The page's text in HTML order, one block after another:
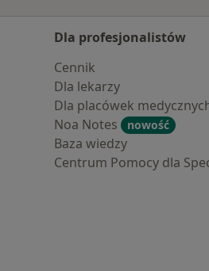
Dla profesjonalistów
Cennik
Dla lekarzy
Dla placówek
Noa Notes
nowość
Baza wiedzy
Centrum Pomocy dla